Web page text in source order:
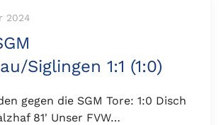
2024
Siglingen 1:1 (1:0)
gegen die SGM Tore: 1:0 Disch
81' Unser FVW…